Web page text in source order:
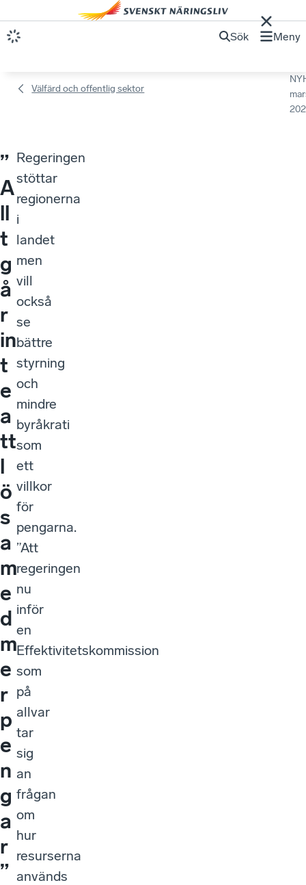
Sök Meny
Välfärd och offentlig sektor
”
A
ll
t
g
å
r
in
t
e
a
tt
l
ö
s
a
m
e
d
m
e
r
p
e
n
g
a
r
”
Regeringen
stöttar
regionerna
i
landet
men
vill
också
se
bättre
styrning
och
mindre
byråkrati
som
ett
villkor
för
pengarna.
”Att
regeringen
nu
inför
en
Effektivitetskommission
som
på
allvar
tar
sig
an
frågan
om
hur
resurserna
används